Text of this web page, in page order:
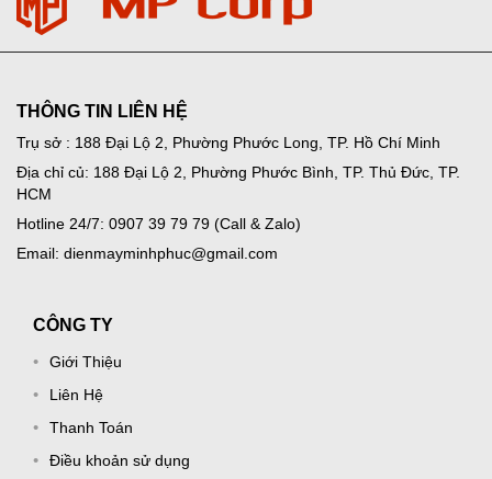
THÔNG TIN LIÊN HỆ
Trụ sở : 188 Đại Lộ 2, Phường Phước Long, TP. Hồ Chí Minh
Địa chỉ củ: 188 Đại Lộ 2, Phường Phước Bình, TP. Thủ Đức, TP.
HCM
Hotline 24/7: 0907 39 79 79 (Call & Zalo)
Email: dienmayminhphuc@gmail.com
CÔNG TY
Giới Thiệu
Liên Hệ
Thanh Toán
Điều khoản sử dụng